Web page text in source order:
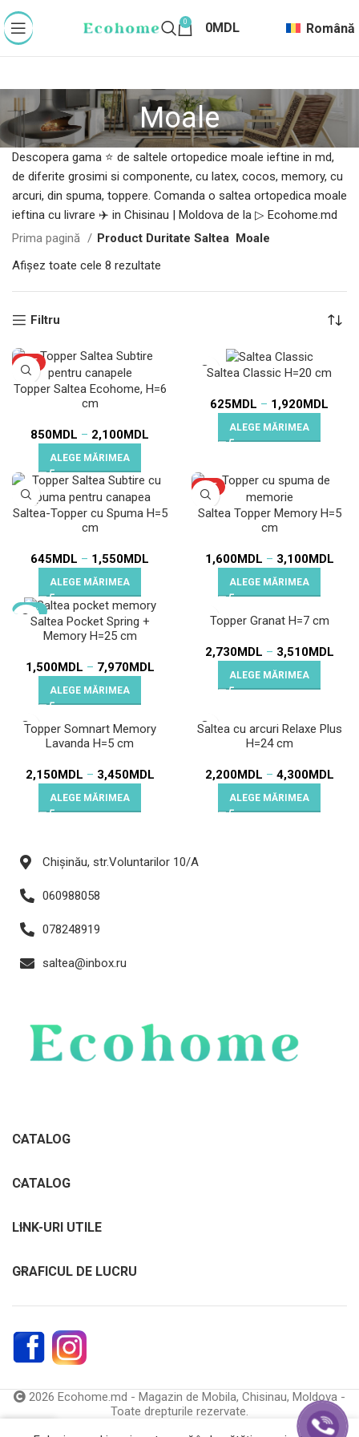
0 0MDL Română
Moale
Descopera gama ⭐ de saltele ortopedice moale ieftine in md,
de diferite grosimi si componente, cu latex, cocos, memory, cu
arcuri, din spuma, toppere. Comanda o saltea ortopedica moale
ieftina cu livrare ✈️ in Chisinau | Moldova de la ▷ Ecohome.md
Prima pagină
Product Duritate Saltea Moale
Afișez toate cele 8 rezultate
Filtru
HOT
Topper Saltea Ecohome, H=6
cm
850MDL – 2,100MDL
ALEGE MĂRIMEA
Saltea Classic H=20 cm
625MDL – 1,920MDL
ALEGE MĂRIMEA
Saltea-Topper cu Spuma H=5
cm
645MDL – 1,550MDL
ALEGE MĂRIMEA
HOT
Saltea Topper Memory H=5
cm
1,600MDL – 3,100MDL
ALEGE MĂRIMEA
-12%
HOTSaltea Pocket Spring +
Memory H=25 cm
1,500MDL – 7,970MDL
ALEGE MĂRIMEA
Topper Granat H=7 cm
2,730MDL – 3,510MDL
ALEGE MĂRIMEA
Topper Somnart Memory
Lavanda H=5 cm
2,150MDL – 3,450MDL
ALEGE MĂRIMEA
Saltea cu arcuri Relaxe Plus
H=24 cm
2,200MDL – 4,300MDL
ALEGE MĂRIMEA
Chișinău, str.Voluntarilor 10/A
060988058
078248919
saltea@inbox.ru
CATALOG
CATALOG
LINK-URI UTILE
GRAFICUL DE LUCRU
2026 Ecohome.md - Magazin de Mobila, Chisinau, Moldova -
Toate drepturile rezervate.